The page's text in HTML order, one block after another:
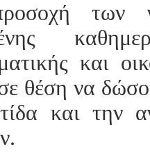
των
και
σε θέση να
και την